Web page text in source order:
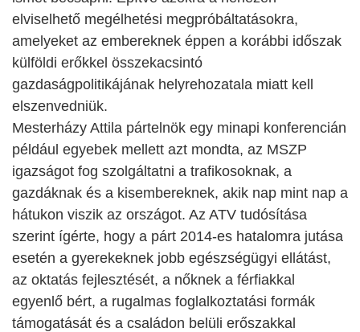
elviselhető megélhetési megpróbáltatásokra,
amelyeket az embereknek éppen a korábbi időszak
külföldi erőkkel összekacsintó
gazdaságpolitikájának helyrehozatala miatt kell
elszenvedniük.
Mesterházy Attila pártelnök egy minapi konferencián
például egyebek mellett azt mondta, az MSZP
igazságot fog szolgáltatni a trafikosoknak, a
gazdáknak és a kisembereknek, akik nap mint nap a
hátukon viszik az országot. Az ATV tudósítása
szerint ígérte, hogy a párt 2014-es hatalomra jutása
esetén a gyerekeknek jobb egészségügyi ellátást,
az oktatás fejlesztését, a nőknek a férfiakkal
egyenlő bért, a rugalmas foglalkoztatási formák
támogatását és a családon belüli erőszakkal